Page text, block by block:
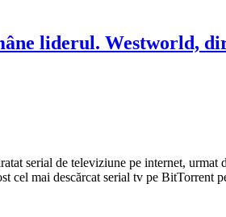
liderul. Westworld,
serial de televiziune pe internet,
cel mai descărcat serial tv pe BitTorrent